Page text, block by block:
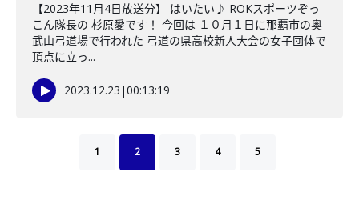
【2023年11月4日放送分】 はいたい♪ ROKスポーツぞっ
こん隊長の 杉原愛です！ 今回は １０月１日に那覇市の奥
武山弓道場で行われた 弓道の県高校新人大会の女子団体で
頂点に立っ...
2023.12.23 |00:13:19
1 2 3 4 5